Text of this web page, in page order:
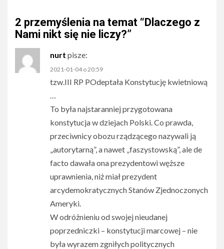
2 przemyślenia na temat “Dlaczego z
Nami nikt się nie liczy?”
nurt pisze:
2021-01-04 o 20:59
tzw.III RP POdeptała Konstytucję kwietniową
…
To była najstaranniej przygotowana
konstytucja w dziejach Polski. Co prawda,
przeciwnicy obozu rządzącego nazywali ją
„autorytarną”, a nawet „faszystowską”, ale de
facto dawała ona prezydentowi węższe
uprawnienia, niż miał prezydent
arcydemokratycznych Stanów Zjednoczonych
Ameryki.
W odróżnieniu od swojej nieudanej
poprzedniczki – konstytucji marcowej – nie
była wyrazem zgniłych politycznych